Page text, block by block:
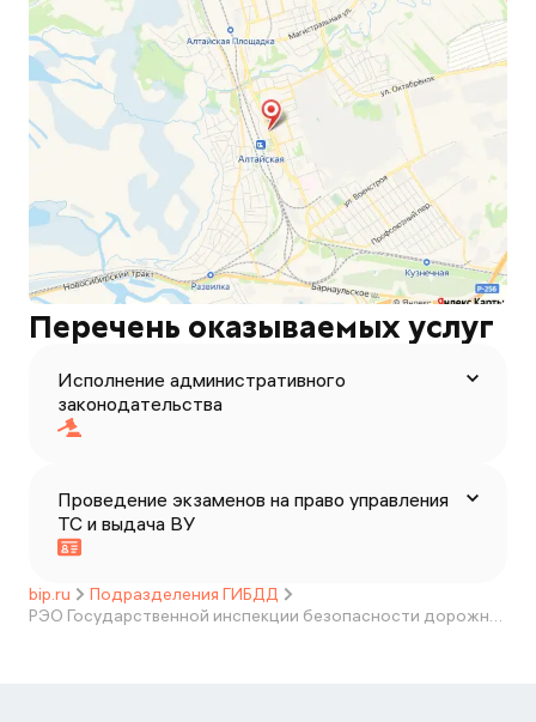
Перечень оказываемых услуг
Исполнение административного
законодательства
Проведение экзаменов на право управления
ТС и выдача ВУ
bip.ru
Подразделения ГИБДД
РЭО Государственной инспекции безопасности дорожного движения ОМВД России по г. Новоалтайску